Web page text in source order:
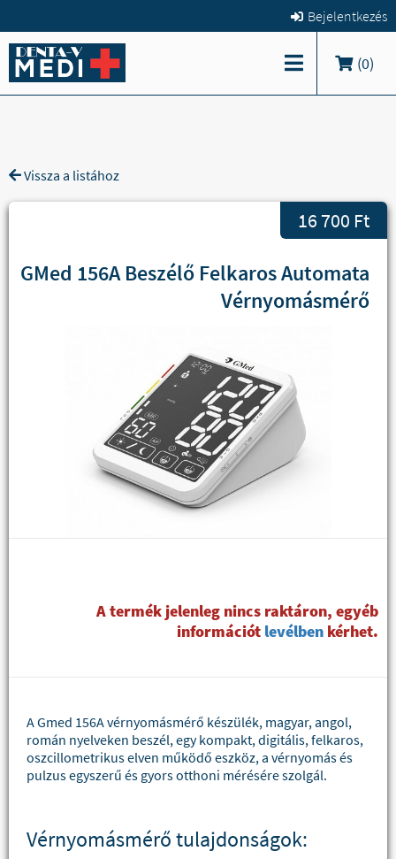
Bejelentkezés
(0)
Vissza a listához
16 700 Ft
GMed 156A Beszélő Felkaros Automata
Vérnyomásmérő
A termék jelenleg nincs raktáron, egyéb
információt levélben kérhet.
A Gmed 156A vérnyomásmérő készülék, magyar, angol,
román nyelveken beszél, egy kompakt, digitális, felkaros,
oszcillometrikus elven működő eszköz, a vérnyomás és
pulzus egyszerű és gyors otthoni mérésére szolgál.
Vérnyomásmérő tulajdonságok: